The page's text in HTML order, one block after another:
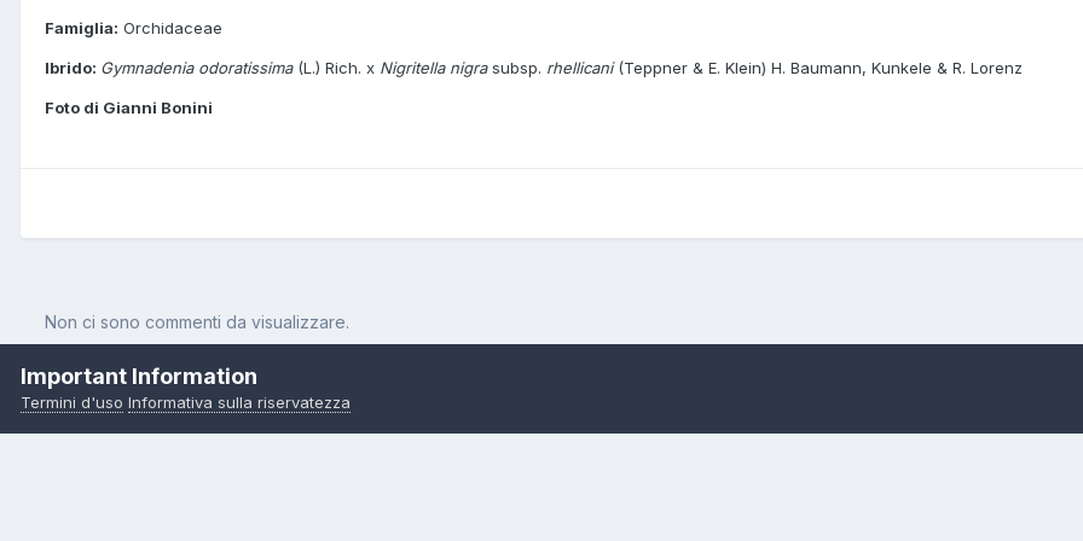
Famiglia: Orchidaceae
Ibrido: Gymnadenia odoratissima(L.) Rich. x Nigritella nigrasubsp. rhellicani(Teppner & E. Klein) H. Baumann, Kunkele & R. Lorenz
Foto di Gianni Bonini
Non ci sono commenti da visualizzare.
Pagina Iniziale Orchidee x Gymnigritella heufleri (A. Kern.) E.G. Camus
Important Information
Termini d'uso Informativa sulla riservatezza